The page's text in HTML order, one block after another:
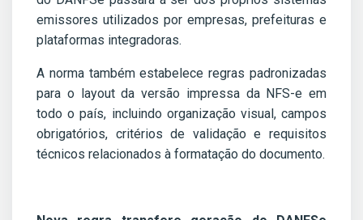
emissores utilizados por empresas, prefeituras e
plataformas integradoras.
A norma também estabelece regras padronizadas
para o layout da versão impressa da NFS-e em
todo o país, incluindo organização visual, campos
obrigatórios, critérios de validação e requisitos
técnicos relacionados à formatação do documento.